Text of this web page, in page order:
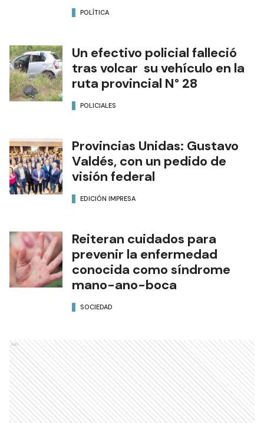
POLÍTICA
Un efectivo policial falleció
tras volcar su vehículo en la
ruta provincial N° 28
POLICIALES
Provincias Unidas: Gustavo
Valdés, con un pedido de
visión federal
EDICIÓN IMPRESA
Reiteran cuidados para
prevenir la enfermedad
conocida como síndrome
mano-ano-boca
SOCIEDAD
Ads